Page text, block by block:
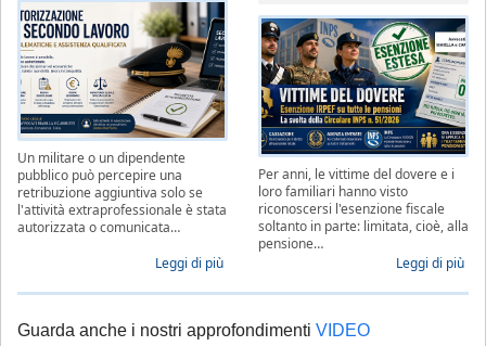
Un militare o un dipendente
pubblico può percepire una
retribuzione aggiuntiva solo se
l'attività extraprofessionale è stata
autorizzata o comunicata…
Leggi di più
Per anni, le vittime del dovere e i
loro familiari hanno visto
riconoscersi l'esenzione fiscale
soltanto in parte: limitata, cioè, alla
pensione…
Leggi di più
Guarda anche i nostri approfondimenti VIDEO